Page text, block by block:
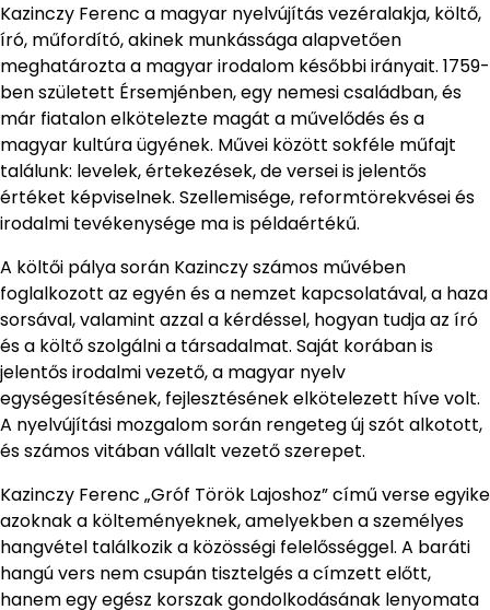
Kazinczy Ferenc a magyar nyelvújítás vezéralakja, költő,
író, műfordító, akinek munkássága alapvetően
meghatározta a magyar irodalom későbbi irányait. 1759-
ben született Érsemjénben, egy nemesi családban, és
már fiatalon elkötelezte magát a művelődés és a
magyar kultúra ügyének. Művei között sokféle műfajt
találunk: levelek, értekezések, de versei is jelentős
értéket képviselnek. Szellemisége, reformtörekvései és
irodalmi tevékenysége ma is példaértékű.
A költői pálya során Kazinczy számos művében
foglalkozott az egyén és a nemzet kapcsolatával, a haza
sorsával, valamint azzal a kérdéssel, hogyan tudja az író
és a költő szolgálni a társadalmat. Saját korában is
jelentős irodalmi vezető, a magyar nyelv
egységesítésének, fejlesztésének elkötelezett híve volt.
A nyelvújítási mozgalom során rengeteg új szót alkotott,
és számos vitában vállalt vezető szerepet.
Kazinczy Ferenc „Gróf Török Lajoshoz” című verse egyike
azoknak a költeményeknek, amelyekben a személyes
hangvétel találkozik a közösségi felelősséggel. A baráti
hangú vers nem csupán tisztelgés a címzett előtt,
hanem egy egész korszak gondolkodásának lenyomata